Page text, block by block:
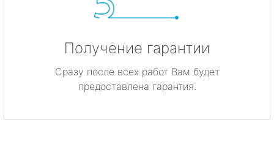
Получение гарантии
Сразу после всех работ Вам будет
предоставлена гарантия.